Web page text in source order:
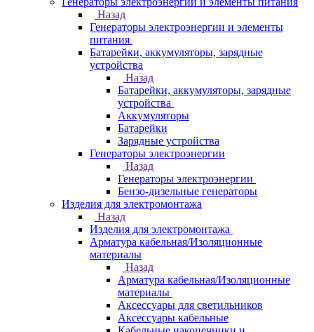
Назад
Генераторы электроэнергии и элементы
питания
Батарейки, аккумуляторы, зарядные
устройства
Назад
Батарейки, аккумуляторы, зарядные
устройства
Аккумуляторы
Батарейки
Зарядные устройства
Генераторы электроэнергии
Назад
Генераторы электроэнергии
Бензо-дизельные генераторы
Изделия для электромонтажа
Назад
Изделия для электромонтажа
Арматура кабельная/Изоляционные
материалы
Назад
Арматура кабельная/Изоляционные
материалы
Аксессуары для светильников
Аксессуары кабельные